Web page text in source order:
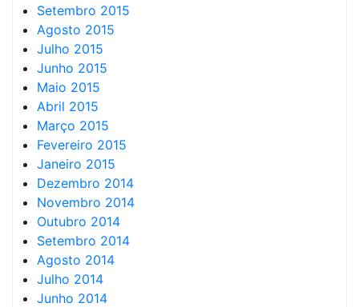
Setembro 2015
Agosto 2015
Julho 2015
Junho 2015
Maio 2015
Abril 2015
Março 2015
Fevereiro 2015
Janeiro 2015
Dezembro 2014
Novembro 2014
Outubro 2014
Setembro 2014
Agosto 2014
Julho 2014
Junho 2014